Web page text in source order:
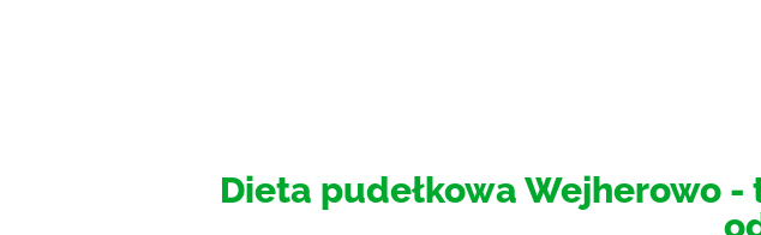
Dieta pudełkowa Wejherowo